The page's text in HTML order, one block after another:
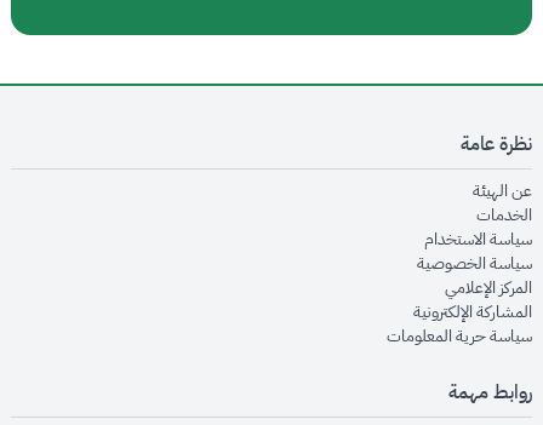
نظرة عامة
عن الهيئةopens in new window
الخدماتopens in new window
سياسة الاستخدام
سياسة الخصوصيةopens in new window
المركز الإعلاميopens in new window
المشاركة الإلكترونيةopens in new window
سياسة حرية المعلوماتopens in new window
روابط مهمة